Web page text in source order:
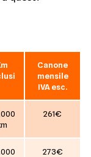
Canone
mensile
IVA esc.
261€
273€